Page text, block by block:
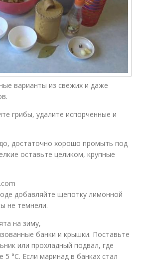
варианты из свежих и даже
грибы, удалите испорченные и
достаточно хорошо промыть под
оставьте целиком, крупные
добавляйте щепотку лимонной
не темнели.
на зиму,
банки и крышки. Поставьте
или прохладный подвал, где
°С. Если маринад в банках стал